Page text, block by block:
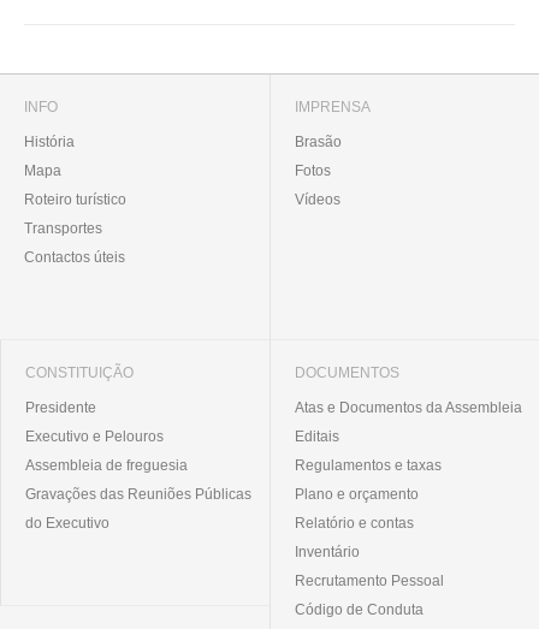
INFO
História
Mapa
Roteiro turístico
Transportes
Contactos úteis
IMPRENSA
Brasão
Fotos
Vídeos
CONSTITUIÇÃO
Presidente
Executivo e Pelouros
Assembleia de freguesia
Gravações das Reuniões Públicas
do Executivo
DOCUMENTOS
Atas e Documentos da Assembleia
Editais
Regulamentos e taxas
Plano e orçamento
Relatório e contas
Inventário
Recrutamento Pessoal
Código de Conduta